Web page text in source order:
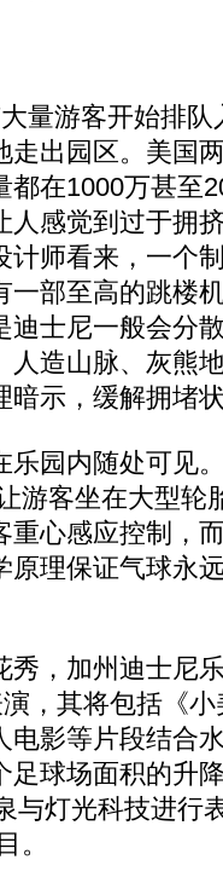
游客开始排队
走出园区。美国
都在1000万甚至
人感觉到过于拥
计师看来，一个
一部至高的跳楼
迪士尼一般会分
人造山脉、灰熊
暗示，缓解拥堵
园内随处可见。
游客坐在大型轮
重心感应控制，
原理保证气球永
，加州迪士尼
，其将包括《
电影等片段结合
足球场面积的升
与灯光科技进行
。